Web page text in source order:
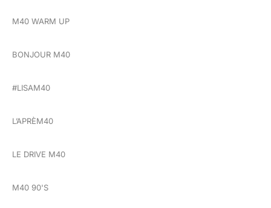
M40 WARM UP
BONJOUR M40
#LISAM40
L’APRÈM40
LE DRIVE M40
M40 90'S